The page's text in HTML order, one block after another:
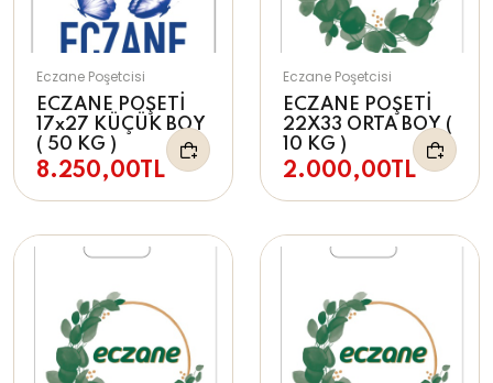
Eczane Poşetcisi
ECZANE POŞETİ
17x27 KÜÇÜK BOY
( 50 KG )
8.250,00TL
Eczane Poşetcisi
ECZANE POŞETİ
22X33 ORTA BOY (
10 KG )
2.000,00TL